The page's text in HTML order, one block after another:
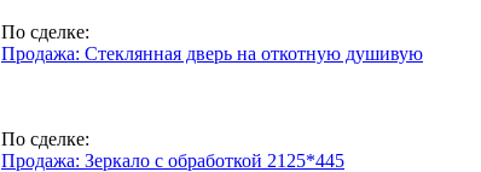
По сделке:
Продажа: Стеклянная дверь на откотную душивую
По сделке:
Продажа: Зеркало с обработкой 2125*445